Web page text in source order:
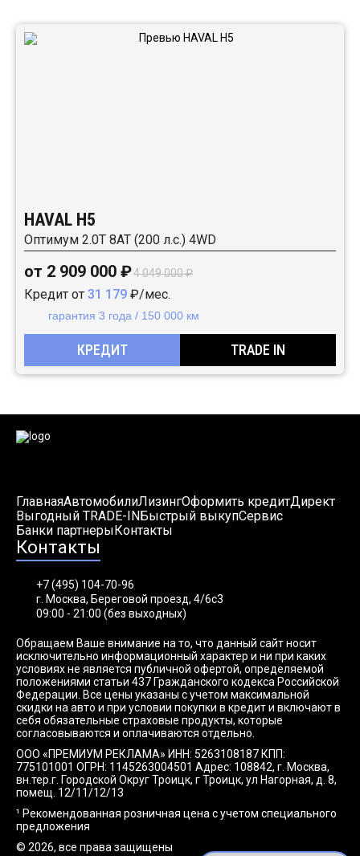
HAVAL H5
Оптимум 2.0T 8AT (200 л.с.) 4WD
от 2 909 000 ₽4 049 000 ₽
Кредит от 31 179 ₽/мес.
гарантия 3 года / 150 000 км
КРЕДИТ TRADE IN
ГлавнаяАвтомобилиЛизингОформить кредитДирект
Выгодный TRADE-INБыстрый выкупСервис
Банки партнерыКонтакты
Контакты
+7 (495) 104-70-96
г. Москва, Береговой проезд, 4/6с3
09:00 - 21:00 (без выходных)
Обращаем Ваше внимание на то, что данный сайт носит
исключительно информационный характер и ни при каких
условиях не является публичной офертой, определяемой
положениями статьи 437 Гражданского кодекса Российской
Федерации. Все цены указаны с учетом максимальной
скидки на авто и при условии покупки в кредит и включают в
себя обязательные страховые продукты, которые
согласовываются и оплачиваются отдельно.
ООО «ПРЕМИУМ РЕКЛАМА» ИНН: 5263108187 КПП:
775101001 ОГРН: 1145263004501 Адрес: 108842, г. Москва,
вн.тер.г. Городской Округ Троицк, г Троицк, ул Нагорная, д. 8,
помещ. 12/11/12/13
¹ Рекомендованная розничная цена с учетом специального
предложения
© 2026, все права защищены